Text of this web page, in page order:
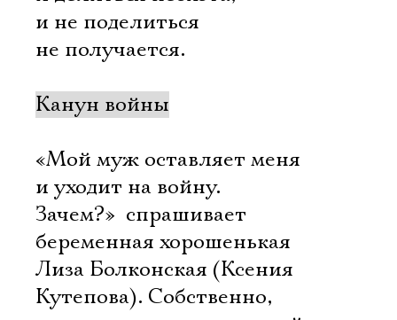
и не поделиться
не получается.
Канун войны
«Мой муж оставляет меня
и уходит на войну.
Зачем?»  спрашивает
беременная хорошенькая
Лиза Болконская (Ксения
Кутепова). Собственно,